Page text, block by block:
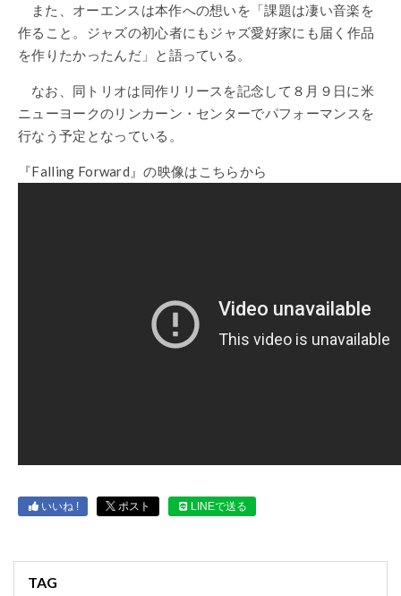
また、オーエンスは本作への想いを「課題は凄い音楽を
作ること。ジャズの初心者にもジャズ愛好家にも届く作品
を作りたかったんだ」と語っている。
なお、同トリオは同作リリースを記念して８月９日に米
ニューヨークのリンカーン・センターでパフォーマンスを
行なう予定となっている。
『Falling Forward』の映像はこちらから
いいね ! ポスト LINEで送る
TAG